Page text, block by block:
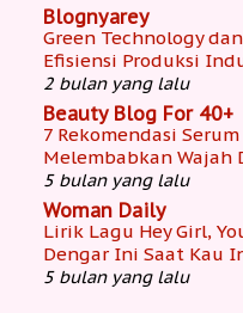
Blognyarey
Green Technology
Efisiensi Produksi
2 bulan yang lalu
Beauty Blog For 40+
7 Rekomendasi
Melembabkan Wajah
5 bulan yang lalu
Woman Daily
Lirik Lagu Hey Girl,
Dengar Ini Saat Kau
5 bulan yang lalu